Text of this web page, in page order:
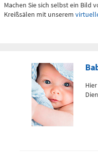
Telefon
0172 - 377
Notfallambulanz
(0 bis 24 Uhr)
Flemmingstraße 2 (N022/
Telefon
Machen Sie sich selbst ein Bild
Kreißsälen mit unserem